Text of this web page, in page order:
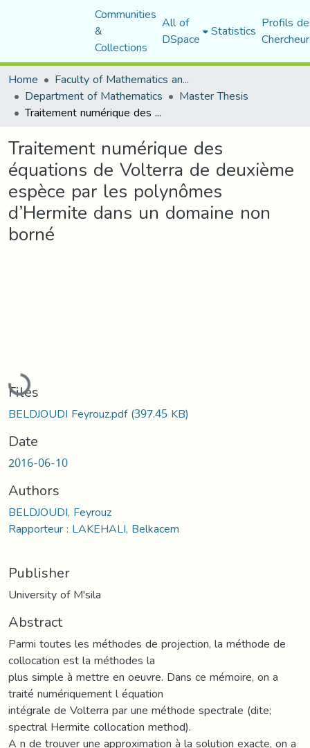
Communities
&
Collections
All of
DSpace Statistics Profils
Home
Faculty of Mathematics and Computer Science
Department of Mathematics Master Thesis
Traitement numérique des équations de Volterra de deuxième espèce par les polynômes d’Hermite dans un domaine non borné
Traitement numérique des
équations de Volterra de deuxième
espèce par les polynômes
d’Hermite dans un domaine non
borné
Loading...
Files
BELDJOUDI Feyrouz.pdf(397.45 KB)
Date
2016-06-10
Authors
BELDJOUDI, Feyrouz
Rapporteur : LAKEHALI, Belkacem
Publisher
University of M'sila
Abstract
Parmi toutes les méthodes de projection, la méthode de
collocation est la méthodes la
plus simple à mettre en oeuvre. Dans ce mémoire, on a
traité numériquement l équation
intégrale de Volterra par une méthode spectrale (dite;
spectral Hermite collocation method).
A n de trouver une approximation à la solution exacte, on a